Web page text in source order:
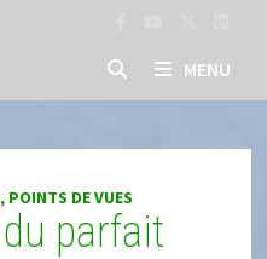
MENU
POINTS DE VUES
parfait